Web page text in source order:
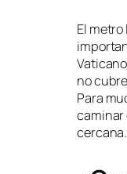
El
no
Para
caminar
cercana.